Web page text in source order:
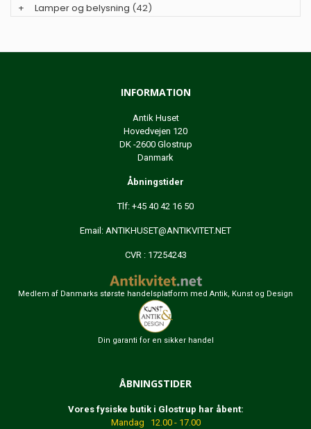
+
Lamper og belysning (42)
INFORMATION
Antik Huset
Hovedvejen 120
DK -2600 Glostrup
Danmark
Åbningstider
Tlf: +45 40 42 16 50
Email: ANTIKHUSET@ANTIKVITET.NET
CVR : 17254243
Medlem af Danmarks største handelsplatform med Antik, Kunst og Design
Din garanti for en sikker handel
ÅBNINGSTIDER
Vores fysiske butik i Glostrup har åbent:
Mandag 12.00 - 17.00